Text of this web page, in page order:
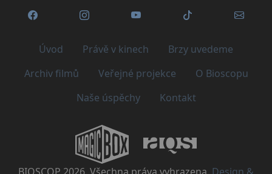
Úvod Právě v kinech
Brzy uvedeme
Archiv filmů
Veřejné projekce
O Bioscopu
Naše úspěchy
Kontakt